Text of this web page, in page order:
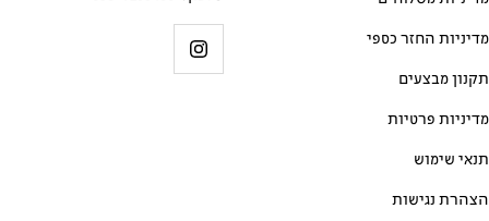
מדיניות החזר כספי
תקנון מבצעים
מדיניות פרטיות
תנאי שימוש
הצהרת נגישות